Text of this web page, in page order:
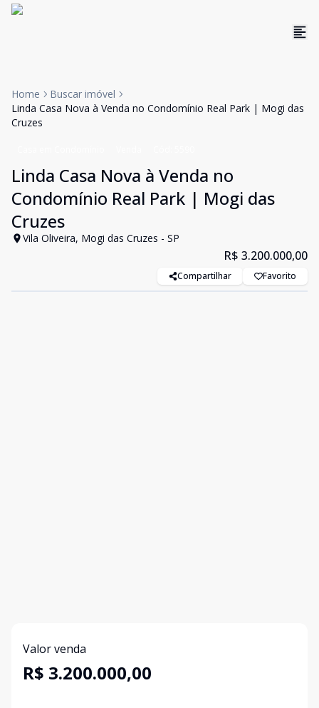
Home
Buscar imóvel
Linda Casa Nova à Venda no Condomínio Real Park | Mogi das
Cruzes
Linda Casa Nova à Venda no
Condomínio Real Park | Mogi das
Cruzes
Vila Oliveira, Mogi das Cruzes - SP
R$ 3.200.000,00
Compartilhar Favorito
Valor venda
R$ 3.200.000,00